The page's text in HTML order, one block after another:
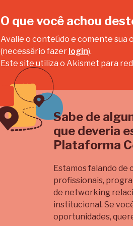
O que você achou
Avalie o conteúdo e comente sua
(necessário fazer login).
Este site utiliza o Akismet para
Sabe de
que deveria
Plataforma
Estamos falando de
profissionais,
de networking
institucional. Se
oportunidades,